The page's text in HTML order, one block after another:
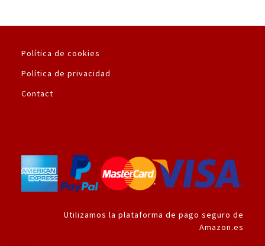
Política de cookies
Política de privacidad
Contact
Utilizamos la plataforma de pago seguro de
Amazon.es